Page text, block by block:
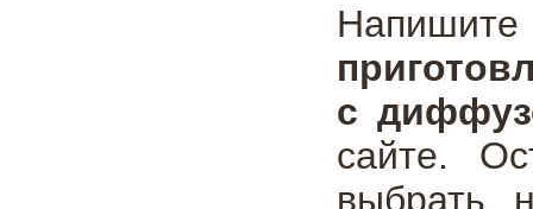
с
сайте.
выбрать